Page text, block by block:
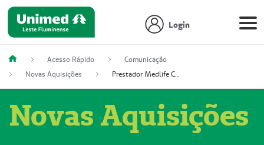
Login
Acesso Rápido
Comunicação
Novas Aquisições
Prestador Medlife Consultas e Diagnósticos (51004334-2)
Novas Aquisições